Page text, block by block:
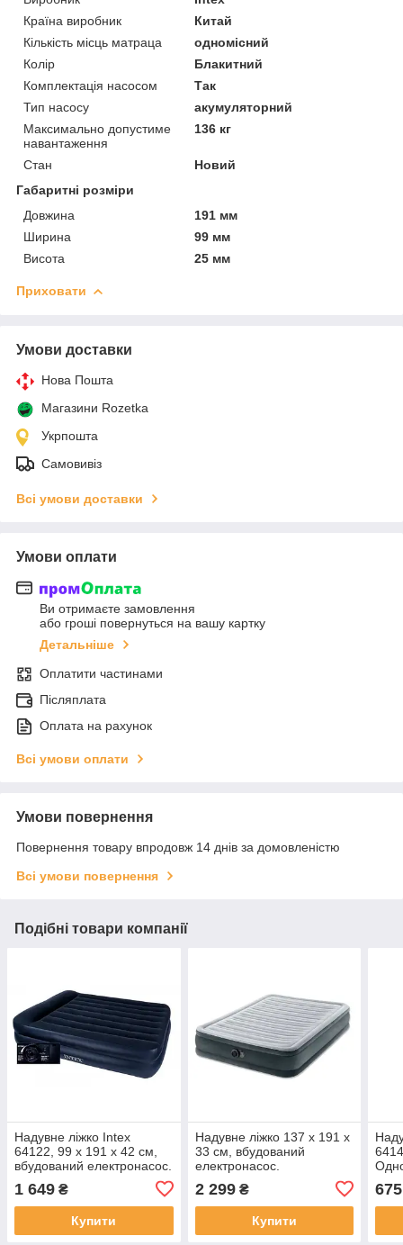
Країна виробник
Китай
Кількість місць матраца
одномісний
Колір
Блакитний
Комплектація насосом
Так
Тип насосу
акумуляторний
Максимально допустиме
навантаження
136 кг
Стан
Новий
Габаритні розміри
Довжина
191 мм
Ширина
99 мм
Висота
25 мм
Приховати
Умови доставки
Нова Пошта
Магазини Rozetka
Укрпошта
Самовивіз
Всі умови доставки
Умови оплати
Ви отримаєте замовлення
або гроші повернуться на вашу картку
Детальніше
Оплатити частинами
Післяплата
Оплата на рахунок
Всі умови оплати
Умови повернення
Повернення товару впродовж 14 днів за домовленістю
Всі умови повернення
Подібні товари компанії
Надувне ліжко Intex
64122, 99 х 191 х 42 см,
вбудований електронасос.
1 649 ₴
Купити
Надувне ліжко 137 x 191 x
33 см, вбудований
електронасос.
Півторамісна Intex 67768
2 299₴
Купити
675